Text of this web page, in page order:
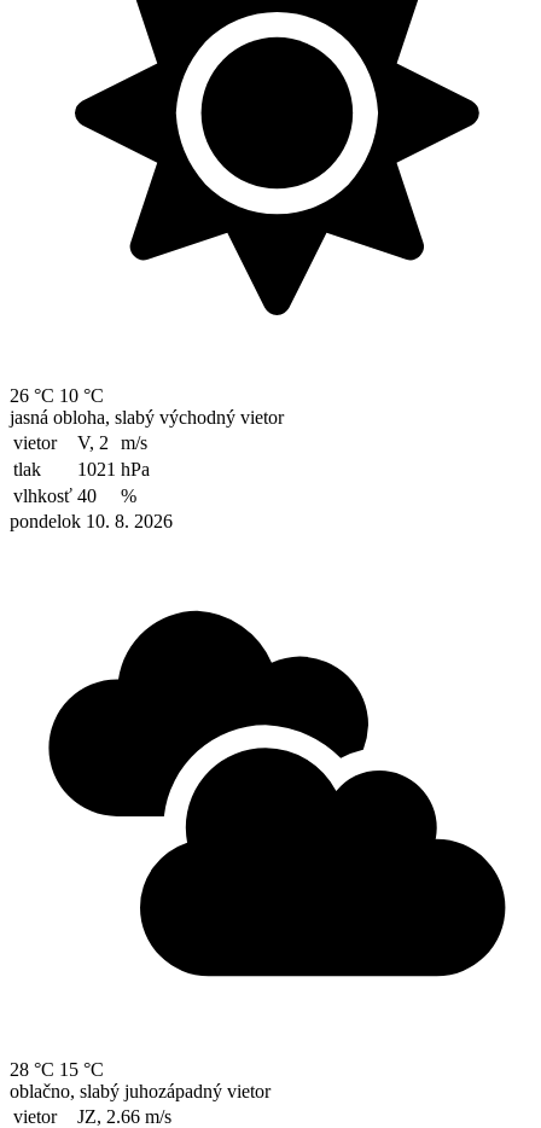
26 °C 10 °C
jasná obloha, slabý východný vietor
vietor
V, 2
m/s
tlak
1021 hPa
vlhkosť 40
%
pondelok 10. 8. 2026
28 °C 15 °C
oblačno, slabý juhozápadný vietor
vietor
JZ, 2.66 m/s